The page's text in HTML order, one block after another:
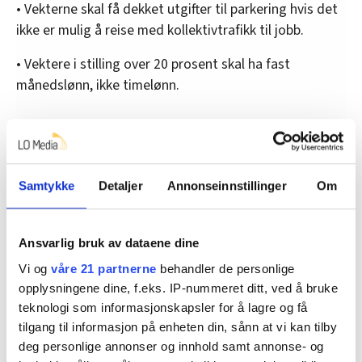
Samtykke Detaljer Annonseinnstillinger Om
Ansvarlig bruk av dataene dine
Vi og våre 21 partnerne behandler de personlige
opplysningene dine, f.eks. IP-nummeret ditt, ved å bruke
teknologi som informasjonskapsler for å lagre og få
tilgang til informasjon på enheten din, sånn at vi kan tilby
deg personlige annonser og innhold samt annonse- og
• Vekterne skal få dekket utgifter til parkering hvis det
ikke er mulig å reise med kollektivtrafikk til jobb.
• Vektere i stilling over 20 prosent skal ha fast
månedslønn, ikke timelønn.
Streik Vekter
Dette er en sak fra
Vi skriver om og for arbeidsfolk i blant annet